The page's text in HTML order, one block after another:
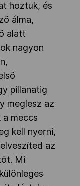
hoztuk, és
álma,
alatt
nagyon
pillanatig
meglesz az
a meccs
kell nyerni,
az
Mi